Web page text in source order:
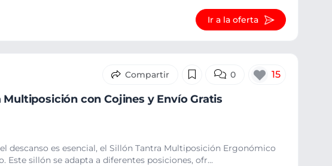
Ir a la oferta
0 15
con Cojines y Envío Gratis
descanso es esencial, el Sillón Tantra Multiposición Ergonómico
Este sillón se adapta a diferentes posiciones, ofr...